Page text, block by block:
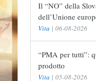
Il “NO” della
dell’Unione
Vita | 06-08-2026
“PMA per tutti”:
prodotto
Vita | 05-08-2026